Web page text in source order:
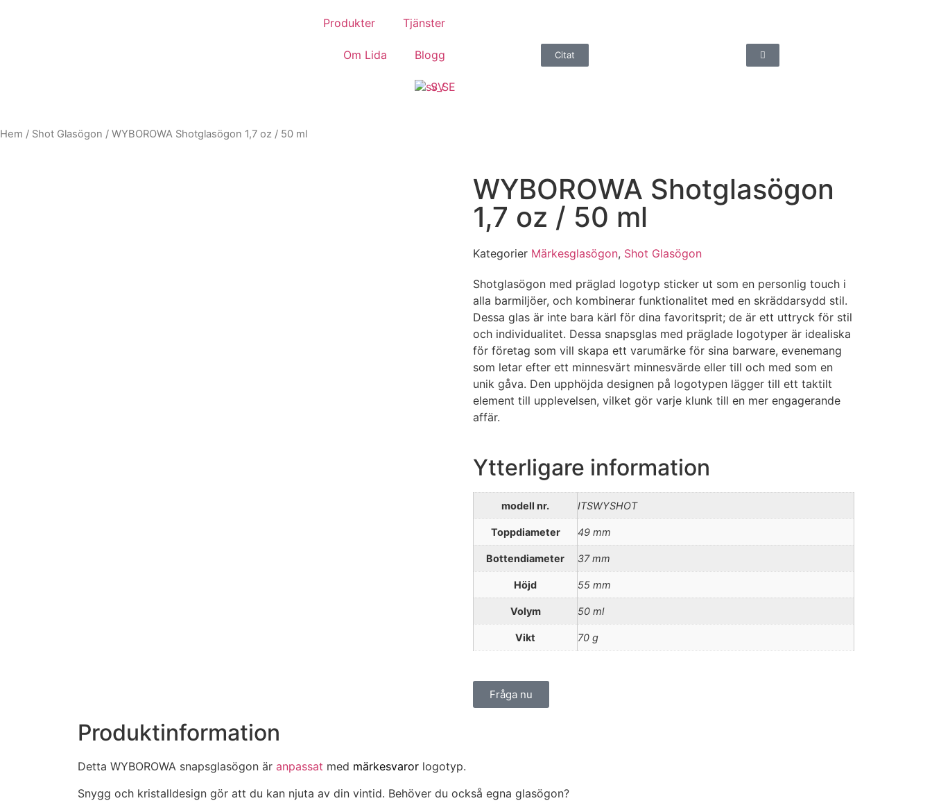
Produkter Tjänster
Om Lida Blogg
SV
Citat
Hem / Shot Glasögon / WYBOROWA Shotglasögon 1,7 oz / 50 ml
WYBOROWA Shotglasögon
1,7 oz / 50 ml
Kategorier Märkesglasögon, Shot Glasögon
Shotglasögon med präglad logotyp sticker ut som en personlig touch i
alla barmiljöer, och kombinerar funktionalitet med en skräddarsydd stil.
Dessa glas är inte bara kärl för dina favoritsprit; de är ett uttryck för stil
och individualitet. Dessa snapsglas med präglade logotyper är idealiska
för företag som vill skapa ett varumärke för sina barware, evenemang
som letar efter ett minnesvärt minnesvärde eller till och med som en
unik gåva. Den upphöjda designen på logotypen lägger till ett taktilt
element till upplevelsen, vilket gör varje klunk till en mer engagerande
affär.
Ytterligare information
modell nr. ITSWYSHOT
Toppdiameter 49 mm
Bottendiameter 37 mm
Höjd 55 mm
Volym 50 ml
Vikt 70 g
Fråga nu
Produktinformation
Detta WYBOROWA snapsglasögon är anpassat med märkesvaror logotyp.
Snygg och kristalldesign gör att du kan njuta av din vintid. Behöver du också egna glasögon?